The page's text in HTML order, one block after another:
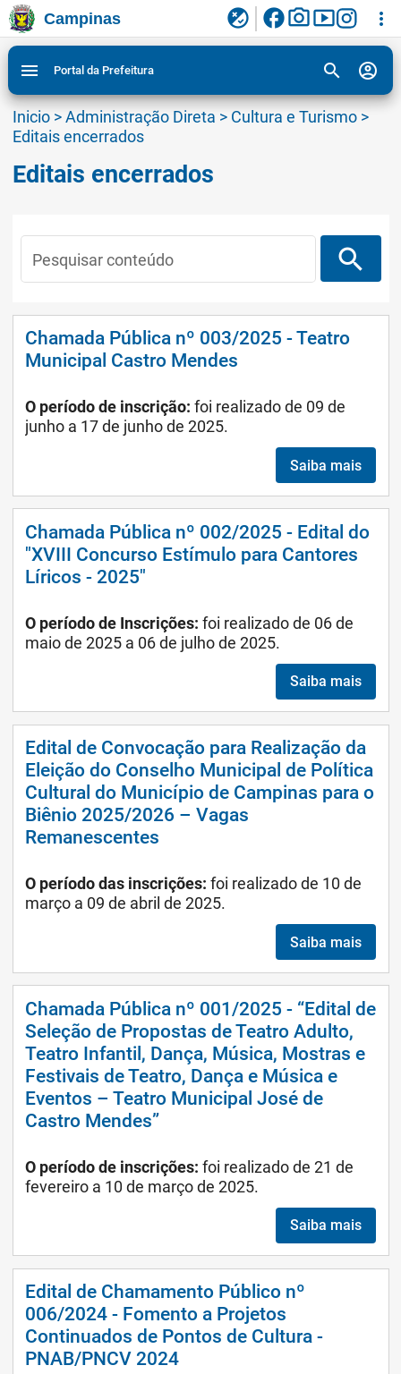
Ir para conteudo
Ir para menu do site da Prefeitura de Campinas
Ligar/Desligar contraste visual de tela para
acessibilidade
3
Campinas flaky facebookphoto_camerasmart_display more_vert
menu Portal da Prefeitura search account_circle
Inicio>Administração Direta > Cultura e Turismo >
Editais encerrados
Editais encerrados
Pesquisar conteúdo search
Chamada Pública nº 003/2025 - Teatro
Municipal Castro Mendes
O período de inscrição: foi realizado de 09 de
junho a 17 de junho de 2025.
Saiba mais
Chamada Pública nº 002/2025 - Edital do
"XVIII Concurso Estímulo para Cantores
Líricos - 2025"
O período de Inscrições: foi realizado de 06 de
maio de 2025 a 06 de julho de 2025.
Saiba mais
Edital de Convocação para Realização da
Eleição do Conselho Municipal de Política
Cultural do Município de Campinas para o
Biênio 2025/2026 – Vagas
Remanescentes
O período das inscrições: foi realizado de 10 de
março a 09 de abril de 2025.
Saiba mais
Chamada Pública nº 001/2025 - “Edital de
Seleção de Propostas de Teatro Adulto,
Teatro Infantil, Dança, Música, Mostras e
Festivais de Teatro, Dança e Música e
Eventos – Teatro Municipal José de
Castro Mendes”
O período de inscrições: foi realizado de 21 de
fevereiro a 10 de março de 2025.
Saiba mais
Edital de Chamamento Público nº
006/2024 - Fomento a Projetos
Continuados de Pontos de Cultura -
PNAB/PNCV 2024